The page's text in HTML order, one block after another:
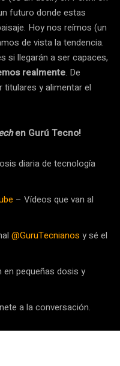
futuro donde estas
Hoy nos reímos (un
de vista la tendencia.
si llegarán a ser capaces,
realmente. De
titulares y alimentar el
en Gurú Tecno!
diaria de tecnología
– Vídeos que van al
@GuruTecnianos y sé el
en pequeñas dosis y
a la conversación.